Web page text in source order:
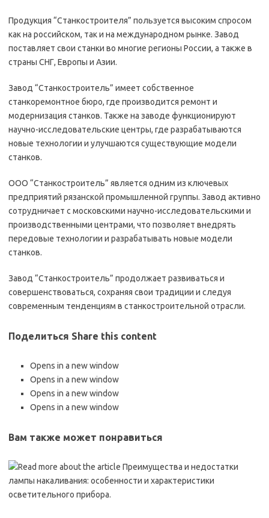
Продукция “Станкостроителя” пользуется высоким спросом
как на российском, так и на международном рынке. Завод
поставляет свои станки во многие регионы России, а также в
страны СНГ, Европы и Азии.
Завод “Станкостроитель” имеет собственное
станкоремонтное бюро, где производится ремонт и
модернизация станков. Также на заводе функционируют
научно-исследовательские центры, где разрабатываются
новые технологии и улучшаются существующие модели
станков.
ООО “Станкостроитель” является одним из ключевых
предприятий рязанской промышленной группы. Завод активно
сотрудничает с московскими научно-исследовательскими и
производственными центрами, что позволяет внедрять
передовые технологии и разрабатывать новые модели
станков.
Завод “Станкостроитель” продолжает развиваться и
совершенствоваться, сохраняя свои традиции и следуя
современным тенденциям в станкостроительной отрасли.
Поделиться Share this content
Opens in a new window
Opens in a new window
Opens in a new window
Opens in a new window
Вам также может понравиться